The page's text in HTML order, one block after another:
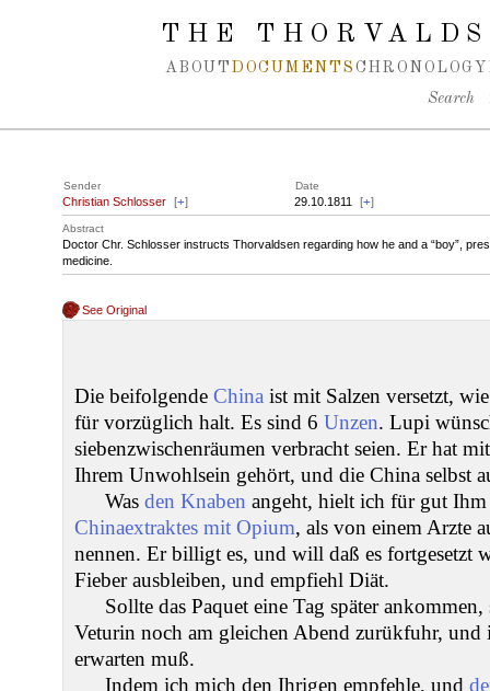
Spring navigation over
THE
ABOUT DOCUMENTS CHRONOLOGY
Search
Sender Date
Christian Schlosser [+] 29.10.1811 [+]
Abstract
Doctor Chr. Schlosser instructs Thorvaldsen regarding how he and a “boy”,
medicine.
See Original
Die beifolgende China ist mit Salzen versetzt,
für vorzüglich halt. Es sind 6 Unzen. Lupi
siebenzwischenräumen verbracht seien. Er hat
Ihrem Unwohlsein gehört, und die China selbst
Was den Knaben angeht, hielt ich für gut Ihm
Chinaextraktes mit Opium, als von einem Arzte
nennen. Er billigt es, und will daß es fortgesetzt
Fieber ausbleiben, und empfiehl Diät.
Sollte das Paquet eine Tag später
Veturin noch am gleichen Abend zurükfuhr, und
erwarten muß.
Indem ich mich den Ihrigen empfehle, und